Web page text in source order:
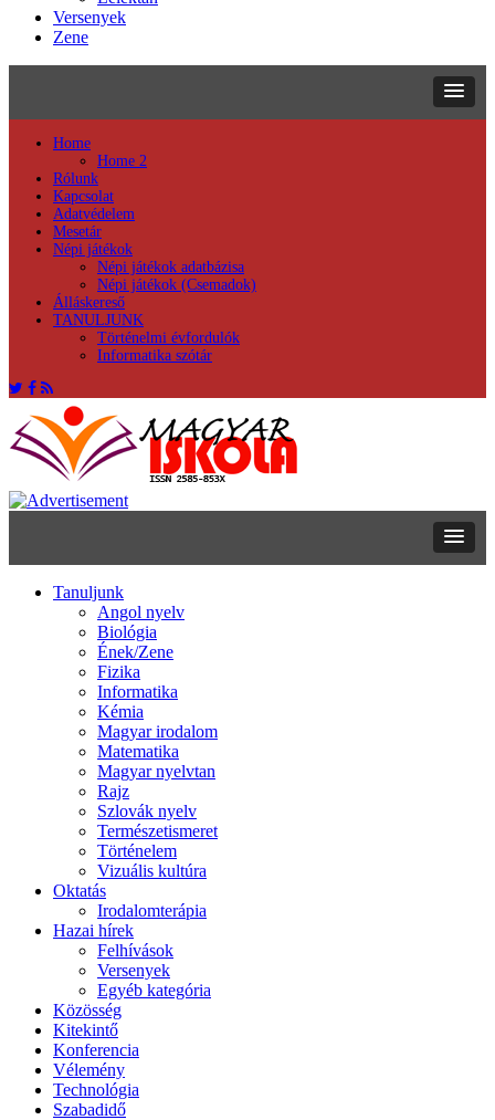
Versenyek
Zene
Home
Home 2
Rólunk
Kapcsolat
Adatvédelem
Mesetár
Népi játékok
Népi játékok adatbázisa
Népi játékok (Csemadok)
Álláskereső
TANULJUNK
Történelmi évfordulók
Informatika szótár
Tanuljunk
Angol nyelv
Biológia
Ének/Zene
Fizika
Informatika
Kémia
Magyar irodalom
Matematika
Magyar nyelvtan
Rajz
Szlovák nyelv
Természetismeret
Történelem
Vizuális kultúra
Oktatás
Irodalomterápia
Hazai hírek
Felhívások
Versenyek
Egyéb kategória
Közösség
Kitekintő
Konferencia
Vélemény
Technológia
Szabadidő